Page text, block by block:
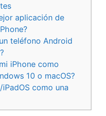
aplicación de
teléfono Android
iPhone como
10 o macOS?
como una